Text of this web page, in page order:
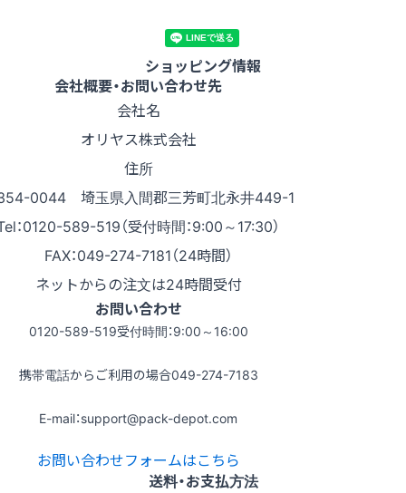
ショッピング情報
会社概要・お問い合わせ先
会社名
オリヤス株式会社
住所
0044 埼玉県入間郡三芳町北永井449-1
：0120-589-519（受付時間：9:00～17:30）
FAX：049-274-7181（24時間）
ネットからの注文は24時間受付
お問い合わせ
0120-589-519受付時間：9:00～16:00
携帯電話からご利用の場合049-274-7183
E-mail：support@pack-depot.com
お問い合わせフォームはこちら
送料・お支払方法